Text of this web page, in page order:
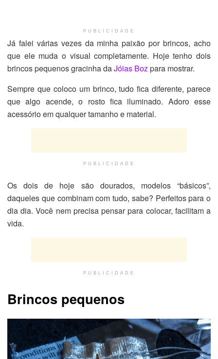
PUBLICIDADE
Já falei várias vezes da minha paixão por brincos, acho
que ele muda o visual completamente. Hoje tenho dois
brincos pequenos gracinha daJóias Bozpara mostrar.
Sempre que coloco um brinco, tudo fica diferente, parece
que algo acende, o rosto fica iluminado. Adoro esse
acessório em qualquer tamanho e material.
PUBLICIDADE
Os dois de hoje são dourados, modelos “básicos”,
daqueles que combinam com tudo, sabe? Perfeitos para o
dia dia. Você nem precisa pensar para colocar, facilitam a
vida.
PUBLICIDADE
Brincos pequenos